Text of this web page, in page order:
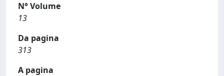
N° Volume
13
Da pagina
313
A pagina